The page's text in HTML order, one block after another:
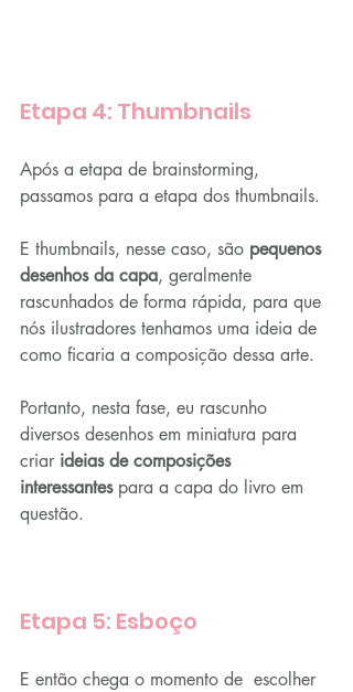
Etapa 4: Thumbnails
Após a etapa de brainstorming,
passamos para a etapa dos thumbnails.
E thumbnails, nesse caso, são pequenos
desenhos da capa, geralmente
rascunhados de forma rápida, para que
nós ilustradores tenhamos uma ideia de
como ficaria a composição dessa arte.
Portanto, nesta fase, eu rascunho
diversos desenhos em miniatura para
criar ideias de composições
interessantes para a capa do livro em
questão.
Etapa 5: Esboço
E então chega o momento de  escolher